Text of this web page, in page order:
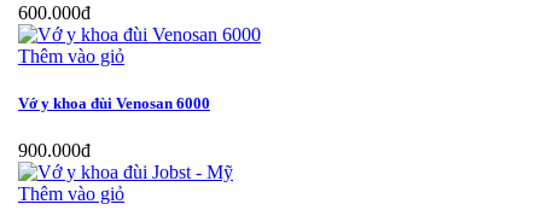
600.000đ
Thêm vào giỏ
Vớ y khoa đùi Venosan 6000
900.000đ
Thêm vào giỏ